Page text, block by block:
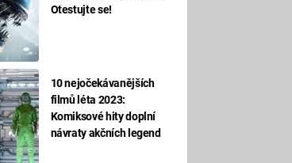
Otestujte se!
10 nejočekávanějších
filmů léta 2023:
Komiksové hity doplní
návraty akčních legend